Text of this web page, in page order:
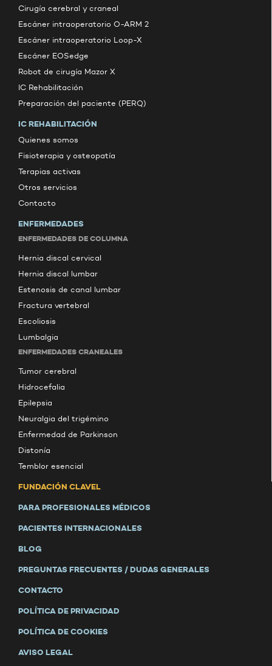
Cirugía cerebral y craneal
Escáner intraoperatorio O-ARM 2
Escáner intraoperatorio Loop-X
Escáner EOSedge
Robot de cirugía Mazor X
IC Rehabilitación
Preparación del paciente (PERQ)
IC REHABILITACIÓN
Quienes somos
Fisioterapia y osteopatía
Terapias activas
Otros servicios
Contacto
ENFERMEDADES
ENFERMEDADES DE COLUMNA
Hernia discal cervical
Hernia discal lumbar
Estenosis de canal lumbar
Fractura vertebral
Escoliosis
Lumbalgia
ENFERMEDADES CRANEALES
Tumor cerebral
Hidrocefalia
Epilepsia
Neuralgia del trigémino
Enfermedad de Parkinson
Distonía
Temblor esencial
FUNDACIÓN CLAVEL
PARA PROFESIONALES MÉDICOS
PACIENTES INTERNACIONALES
BLOG
PREGUNTAS FRECUENTES / DUDAS GENERALES
CONTACTO
POLÍTICA DE PRIVACIDAD
POLÍTICA DE COOKIES
AVISO LEGAL